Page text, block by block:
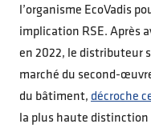
l’organisme EcoVadis
implication RSE. Après
en 2022, le distributeur
marché du second-
du bâtiment, décroche
la plus haute distinction